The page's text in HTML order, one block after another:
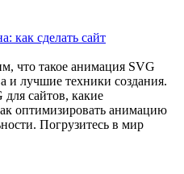
как сделать сайт
что такое анимация SVG
и лучшие техники создания.
сайтов, какие
оптимизировать анимацию
Погрузитесь в мир